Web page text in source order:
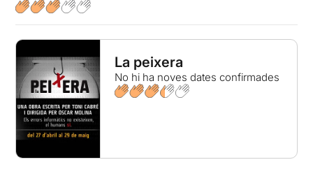
La peixera
No hi ha noves dates confirmades